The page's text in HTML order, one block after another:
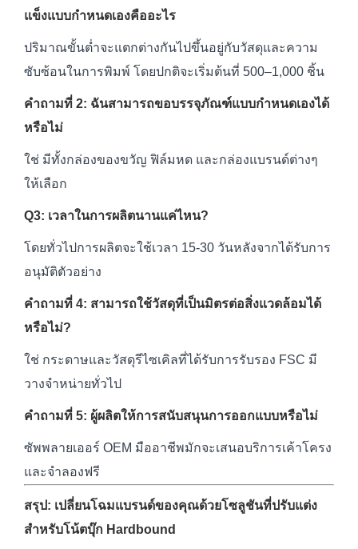
แข็งแบบกำหนดเองคืออะไร
ปริมาณขั้นต่ำจะแตกต่างกันไปขึ้นอยู่กับวัสดุและความ
ซับซ้อนในการพิมพ์ โดยปกติจะเริ่มต้นที่ 500–1,000 ชิ้น
คำถามที่ 2: ฉันสามารถขอบรรจุภัณฑ์แบบกำหนดเองได้
หรือไม่
ใช่ มีทั้งกล่องของขวัญ ฟิล์มหด และกล่องแบรนด์ต่างๆ
ให้เลือก
Q3: เวลาในการผลิตนานแค่ไหน?
โดยทั่วไปการผลิตจะใช้เวลา 15-30 วันหลังจากได้รับการ
อนุมัติตัวอย่าง
คำถามที่ 4: สามารถใช้วัสดุที่เป็นมิตรต่อสิ่งแวดล้อมได้
หรือไม่?
ใช่ กระดาษและวัสดุรีไซเคิลที่ได้รับการรับรอง FSC มี
วางจำหน่ายทั่วไป
คำถามที่ 5: ผู้ผลิตให้การสนับสนุนการออกแบบหรือไม่
ซัพพลายเออร์ OEM มืออาชีพมักจะเสนอบริการเค้าโครง
และจำลองฟรี
สรุป: เปลี่ยนโฉมแบรนด์ของคุณด้วยโซลูชันที่ปรับแต่ง
สำหรับโน้ตบุ๊ก Hardbound